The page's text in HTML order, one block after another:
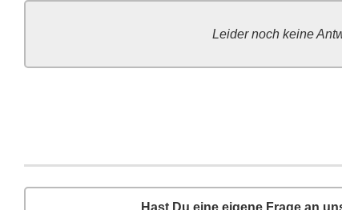
Leider noch keine
Hast Du eine eigene Frage an